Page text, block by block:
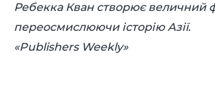
Ребекка Кван створює величний
переосмислюючи історію Азії.
«Publishers Weekly»